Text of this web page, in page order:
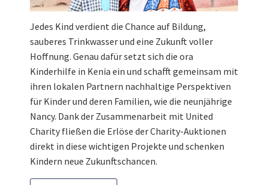
Jedes Kind verdient die Chance auf Bildung,
sauberes Trinkwasser und eine Zukunft voller
Hoffnung. Genau dafür setzt sich die ora
Kinderhilfe in Kenia ein und schafft gemeinsam mit
ihren lokalen Partnern nachhaltige Perspektiven
für Kinder und deren Familien, wie die neunjährige
Nancy. Dank der Zusammenarbeit mit United
Charity fließen die Erlöse der Charity-Auktionen
direkt in diese wichtigen Projekte und schenken
Kindern neue Zukunftschancen.